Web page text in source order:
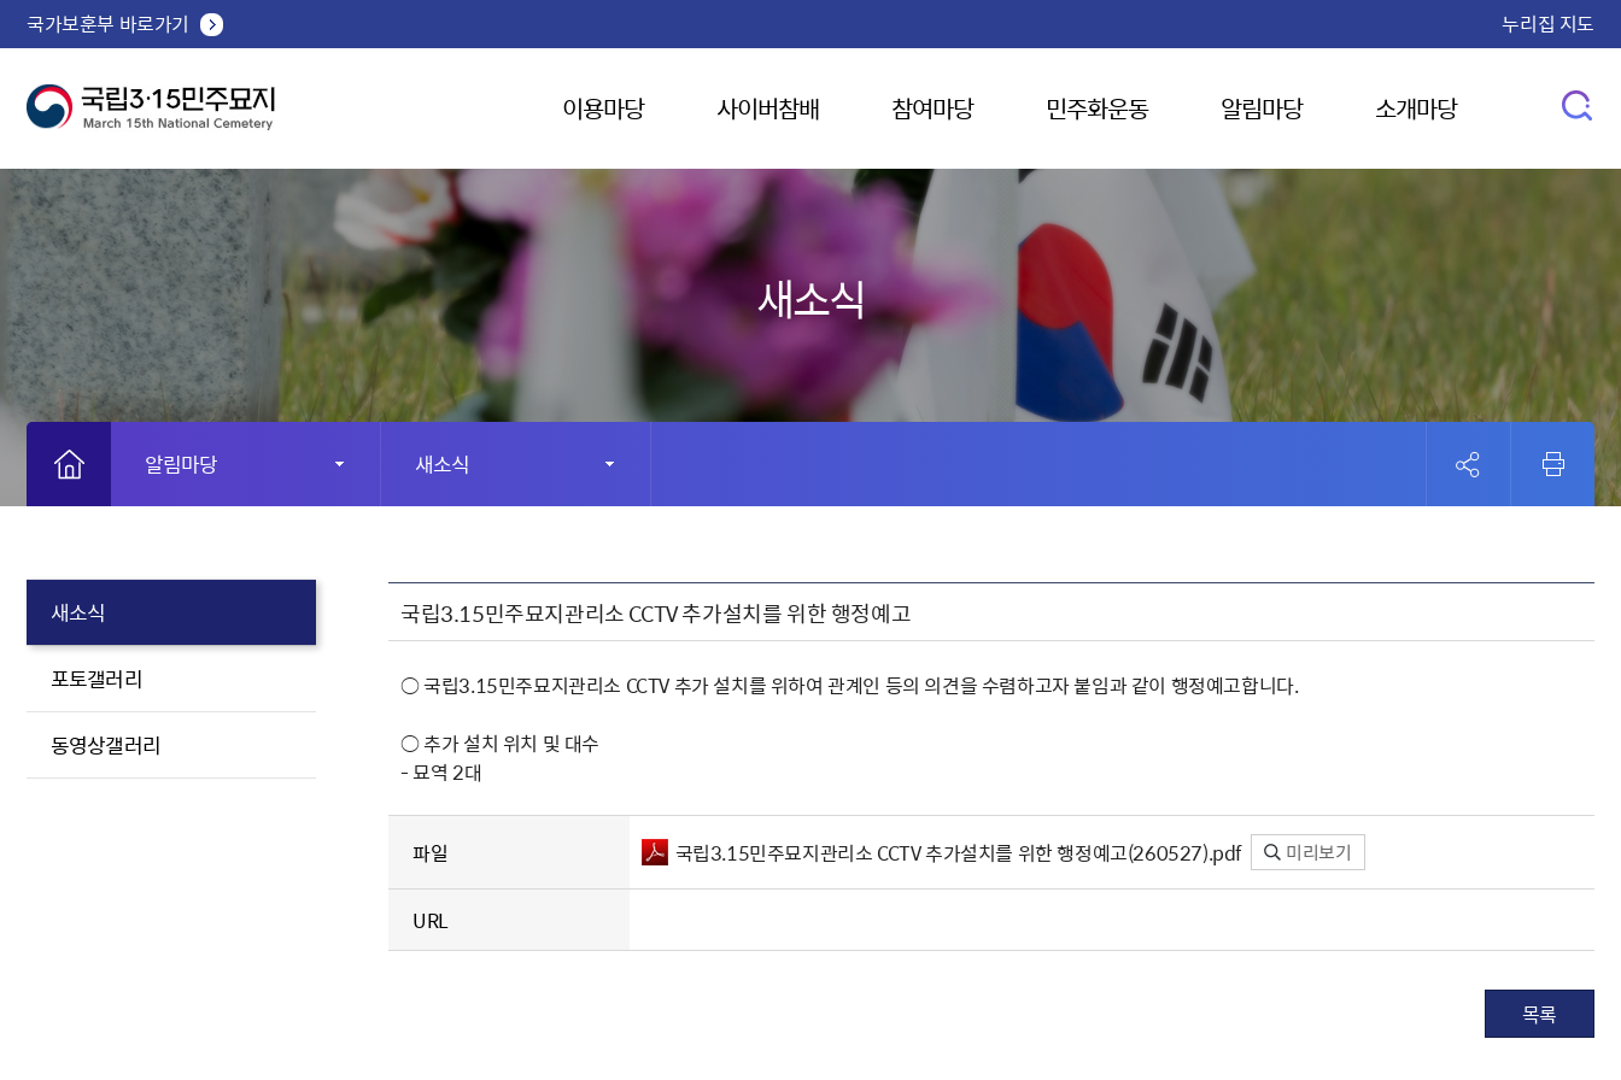
국가보훈부 바로가기 누리집 지도
이용마당 사이버참배 참여마당 민주화운동 알림마당 소개마당
새소식
알림마당 새소식
새소식
포토갤러리
동영상갤러리
국립3.15민주묘지관리소 CCTV 추가설치를 위한 행정예고
○ 국립3.15민주묘지관리소 CCTV 추가 설치를 위하여 관계인 등의 의견을 수렴하고자 붙임과 같이 행정예고합니다.
○ 추가 설치 위치 및 대수
- 묘역 2대
파일 국립3.15민주묘지관리소 CCTV 추가설치를 위한 행정예고(260527).pdf 미리보기
URL
목록